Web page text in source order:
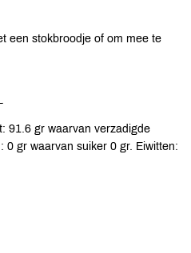
een stokbroodje of om mee te
91.6 gr waarvan verzadigde
0 gr waarvan suiker 0 gr. Eiwitten: